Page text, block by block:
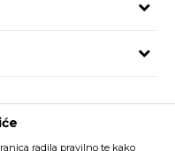
radila pravilno te kako